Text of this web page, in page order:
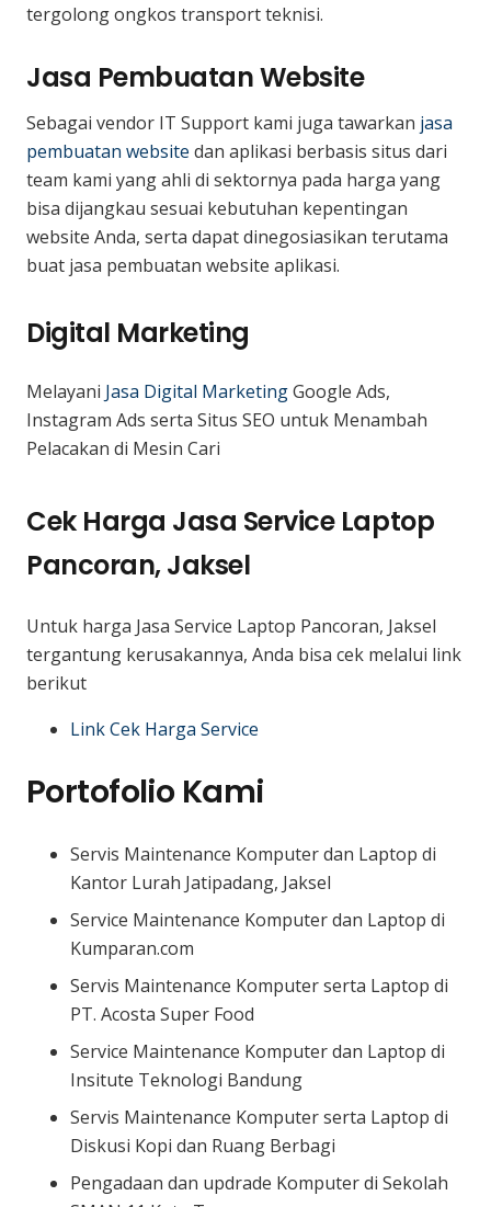
tergolong ongkos transport teknisi.
Jasa Pembuatan Website
Sebagai vendor IT Support kami juga tawarkan jasa
pembuatan website dan aplikasi berbasis situs dari
team kami yang ahli di sektornya pada harga yang
bisa dijangkau sesuai kebutuhan kepentingan
website Anda, serta dapat dinegosiasikan terutama
buat jasa pembuatan website aplikasi.
Digital Marketing
Melayani Jasa Digital MarketingGoogle Ads,
Instagram Ads serta Situs SEO untuk Menambah
Pelacakan di Mesin Cari
Cek Harga Jasa Service Laptop
Pancoran, Jaksel
Untuk harga Jasa Service Laptop Pancoran, Jaksel
tergantung kerusakannya, Anda bisa cek melalui link
berikut
Link Cek Harga Service
Portofolio Kami
Servis Maintenance Komputer dan Laptop di
Kantor Lurah Jatipadang, Jaksel
Service Maintenance Komputer dan Laptop di
Kumparan.com
Servis Maintenance Komputer serta Laptop di
PT. Acosta Super Food
Service Maintenance Komputer dan Laptop di
Insitute Teknologi Bandung
Servis Maintenance Komputer serta Laptop di
Diskusi Kopi dan Ruang Berbagi
Pengadaan dan updrade Komputer di Sekolah